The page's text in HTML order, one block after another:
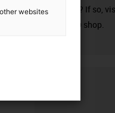
harnessed? If so,
chainflex® shop.
websites